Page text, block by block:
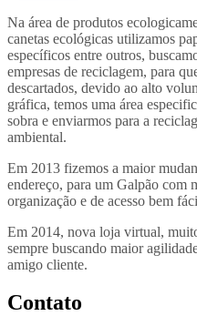
Na área de produtos
canetas ecológicas utilizamos
específicos entre outros,
empresas de reciclagem, para
descartados, devido ao alto
gráfica, temos uma área
sobra e enviarmos para a
ambiental.
Em 2013 fizemos a maior
endereço, para um Galpão com
organização e de acesso bem
Em 2014, nova loja virtual,
sempre buscando maior
amigo cliente.
Contato